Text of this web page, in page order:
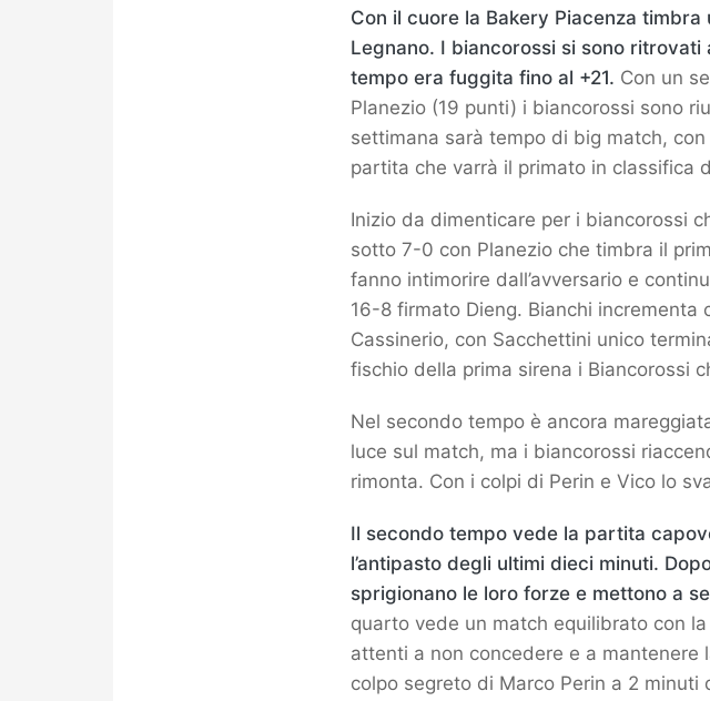
Con il cuore la Bakery Piacenza
Legnano. I biancorossi si sono
tempo era fuggita fino al +21. Con un
Planezio (19 punti) i biancorossi sono
settimana sarà tempo di big match,
partita che varrà il primato in classifica
Inizio da dimenticare per i biancorossi
sotto 7-0 con Planezio che timbra il
fanno intimorire dall’avversario e
16-8 firmato Dieng. Bianchi
Cassinerio, con Sacchettini unico
fischio della prima sirena i Biancorossi
Nel secondo tempo è ancora
luce sul match, ma i biancorossi
rimonta. Con i colpi di Perin e Vico lo
Il secondo tempo vede la partita
l’antipasto degli ultimi dieci minuti.
sprigionano le loro forze e mettono a
quarto vede un match equilibrato con
attenti a non concedere e a mantenere
colpo segreto di Marco Perin a 2